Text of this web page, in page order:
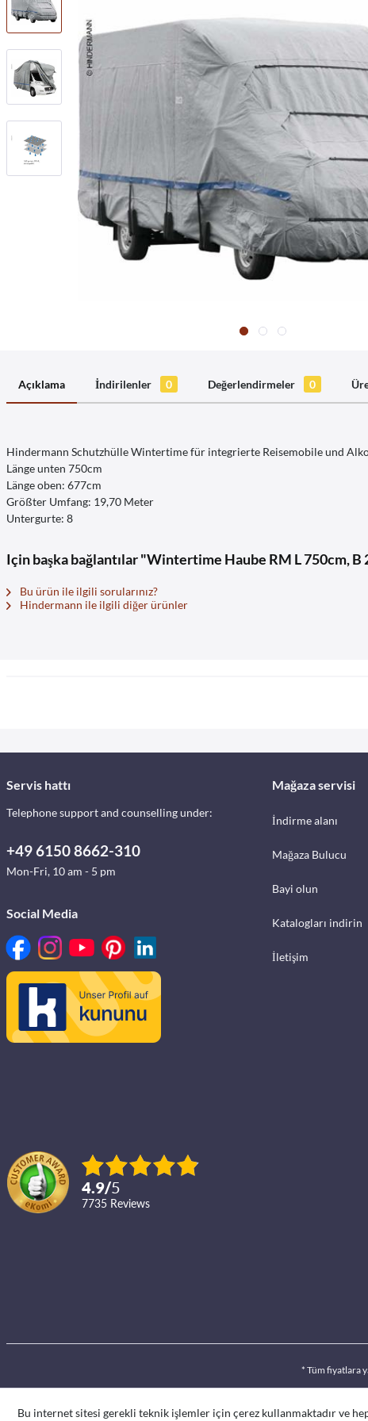
Açıklama İndirilenler 0 Değerlendirmeler 0
Hindermann Schutzhülle Wintertime für integrierte Reisemobile und
Länge unten 750cm
Länge oben: 677cm
Größter Umfang: 19,70 Meter
Untergurte: 8
Için başka bağlantılar "Wintertime Haube RM L 750cm, B
Bu ürün ile ilgili sorularınız?
Hindermann ile ilgili diğer ürünler
Servis hattı
Telephone support and counselling under:
+49 6150 8662-310
Mon-Fri, 10 am - 5 pm
Social Media
4.9/5
7735 reviews
Mağaza servisi
İndirme alanı
Mağaza Bulucu
Bayi olun
Katalogları indirin
İletişim
* Tüm fiyatlara
Bu internet sitesi gerekli teknik işlemler için çerez kullanmaktadır ve